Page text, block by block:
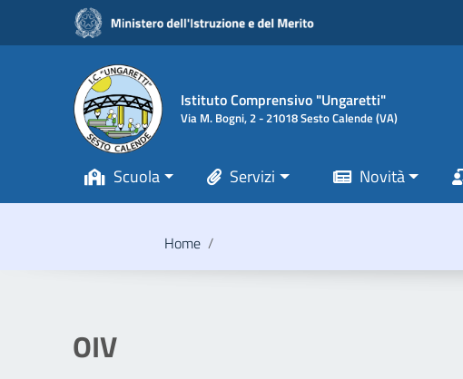
Vai ai contenuti
Vai al menu di navigazione
Vai al footer
Istituto Comprensivo "Ungaretti"
Via M. Bogni, 2 - 21018 Sesto Calende (VA)
Scuola Servizi Novità
Home /
OIV